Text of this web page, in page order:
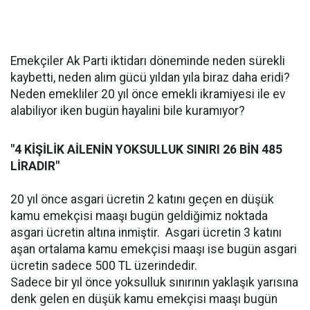
Emekçiler Ak Parti iktidarı döneminde neden sürekli
kaybetti, neden alım gücü yıldan yıla biraz daha eridi?
Neden emekliler 20 yıl önce emekli ikramiyesi ile ev
alabiliyor iken bugün hayalini bile kuramıyor?
"4 KİŞİLİK AİLENİN YOKSULLUK SINIRI 26 BİN 485
LİRADIR"
20 yıl önce asgari ücretin 2 katını geçen en düşük
kamu emekçisi maaşı bugün geldiğimiz noktada
asgari ücretin altına inmiştir. Asgari ücretin 3 katını
aşan ortalama kamu emekçisi maaşı ise bugün asgari
ücretin sadece 500 TL üzerindedir.
Sadece bir yıl önce yoksulluk sınırının yaklaşık yarısına
denk gelen en düşük kamu emekçisi maaşı bugün